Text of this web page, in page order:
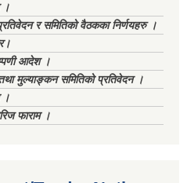
।
र समितिको वैठकका निर्णयहरु ।
आदेश ।
मुल्याङ्कन समितिको प्रतिवेदन ।
।
फाराम ।